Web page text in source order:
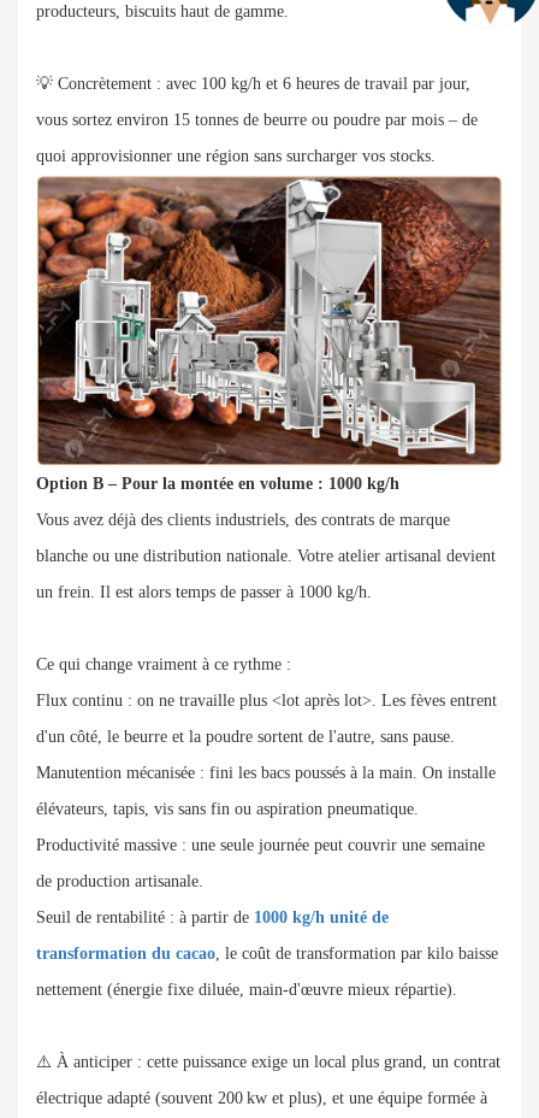
producteurs, biscuits haut de gamme.
💡 Concrètement : avec 100 kg/h et 6 heures de travail par jour,
vous sortez environ 15 tonnes de beurre ou poudre par mois – de
quoi approvisionner une région sans surcharger vos stocks.
Option B – Pour la montée en volume : 1000 kg/h
Vous avez déjà des clients industriels, des contrats de marque
blanche ou une distribution nationale. Votre atelier artisanal devient
un frein. Il est alors temps de passer à 1000 kg/h.
Ce qui change vraiment à ce rythme :
Flux continu : on ne travaille plus <lot après lot>. Les fèves entrent
d'un côté, le beurre et la poudre sortent de l'autre, sans pause.
Manutention mécanisée : fini les bacs poussés à la main. On installe
élévateurs, tapis, vis sans fin ou aspiration pneumatique.
Productivité massive : une seule journée peut couvrir une semaine
de production artisanale.
Seuil de rentabilité : à partir de 1000 kg/h unité de
transformation du cacao, le coût de transformation par kilo baisse
nettement (énergie fixe diluée, main-d'œuvre mieux répartie).
⚠️ À anticiper : cette puissance exige un local plus grand, un contrat
électrique adapté (souvent 200 kw et plus), et une équipe formée à